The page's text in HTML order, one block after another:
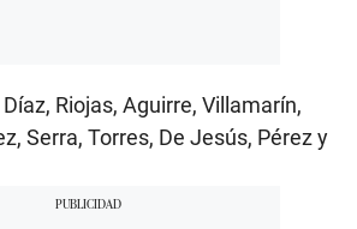
Díaz, Riojas, Aguirre, Villamarín,
Serra, Torres, De Jesús, Pérez y